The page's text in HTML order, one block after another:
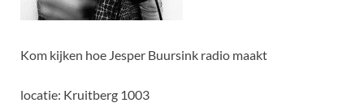
Kom kijken hoe Jesper Buursink radio maakt
locatie: Kruitberg 1003